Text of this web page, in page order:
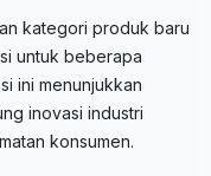
kategori produk baru
untuk beberapa
ini menunjukkan
inovasi industri
konsumen.